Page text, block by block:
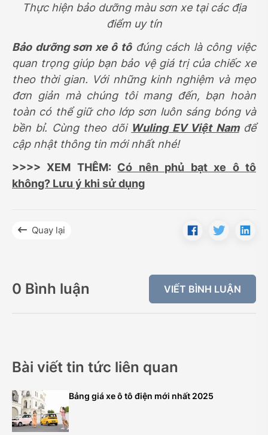
Thực hiện bảo dưỡng màu sơn xe tại các địa
điểm uy tín
Bảo dưỡng sơn xe ô tôđúng cách là công việc
quan trọng giúp bạn bảo vệ giá trị của chiếc xe
theo thời gian. Với những kinh nghiệm và mẹo
đơn giản mà chúng tôi mang đến, bạn hoàn
toàn có thể giữ cho lớp sơn luôn sáng bóng và
bền bỉ. Cùng theo dõi Wuling EV Việt Namđể
cập nhật thông tin mới nhất nhé!
>>>> XEM THÊM: Có nên phủ bạt xe ô tô
không? Lưu ý khi sử dụng
Quay lại
0 Bình luận VIẾT BÌNH LUẬN
Bài viết tin tức liên quan
Bảng giá xe ô tô điện mới nhất 2025